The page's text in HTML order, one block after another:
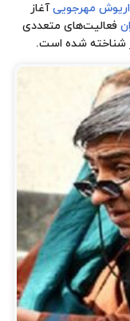
مهرجوییآغاز
فعالیت‌های متعددی
شناخته شده است.